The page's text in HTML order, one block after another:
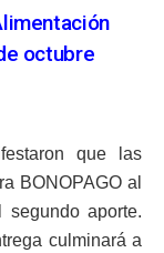
octubre
que las
BONOPAGO al
aporte.
culminará a